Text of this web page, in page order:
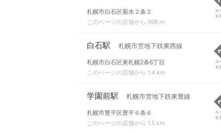
札幌市白石区菊水２条２
このページの店舗から 998 m
ル
を
白石駅 札幌市営地下鉄東西線
札幌市白石区東札幌2条6丁目
このページの店舗から 1.4 km
ル
を
学園前駅 札幌市営地下鉄東豊線
札幌市豊平区豊平６条６
このページの店舗から 1.5 km
ル
を